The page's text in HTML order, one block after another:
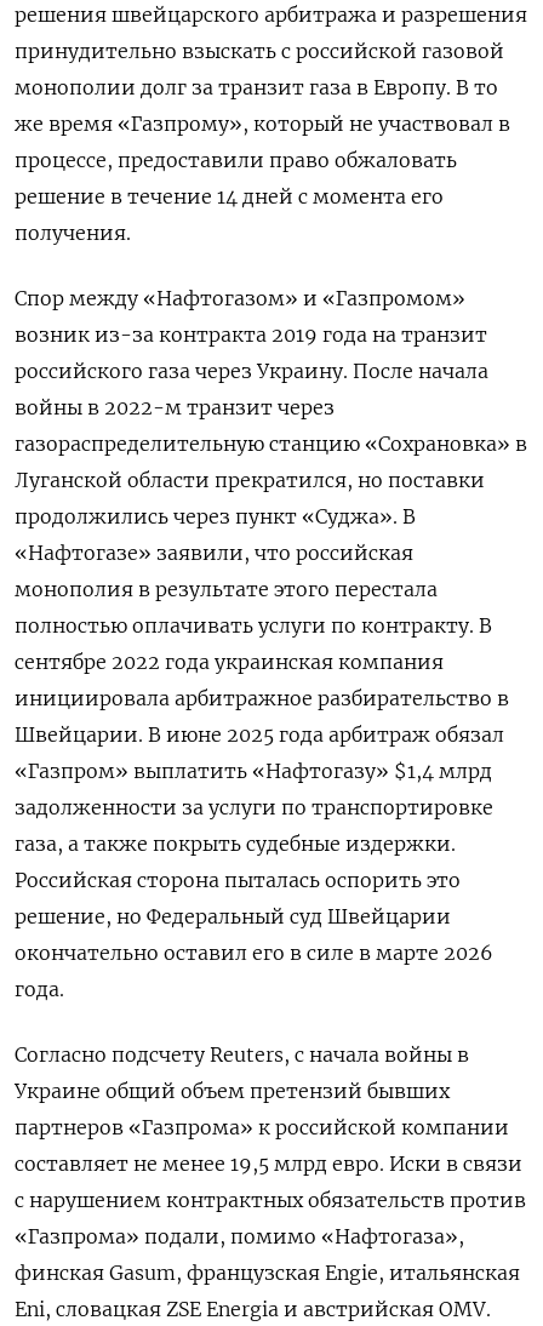
решения швейцарского арбитража и разрешения
принудительно взыскать с российской газовой
монополии долг за транзит газа в Европу. В то
же время «Газпрому», который не участвовал в
процессе, предоставили право обжаловать
решение в течение 14 дней с момента его
получения.
Спор между «Нафтогазом» и «Газпромом»
возник из-за контракта 2019 года на транзит
российского газа через Украину. После начала
войны в 2022-м транзит через
газораспределительную станцию «Сохрановка» в
Луганской области прекратился, но поставки
продолжились через пункт «Суджа». В
«Нафтогазе» заявили, что российская
монополия в результате этого перестала
полностью оплачивать услуги по контракту. В
сентябре 2022 года украинская компания
инициировала арбитражное разбирательство в
Швейцарии. В июне 2025 года арбитраж обязал
«Газпром» выплатить «Нафтогазу» $1,4 млрд
задолженности за услуги по транспортировке
газа, а также покрыть судебные издержки.
Российская сторона пыталась оспорить это
решение, но Федеральный суд Швейцарии
окончательно оставил его в силе в марте 2026
года.
Согласно подсчету Reuters, с начала войны в
Украине общий объем претензий бывших
партнеров «Газпрома» к российской компании
составляет не менее 19,5 млрд евро. Иски в связи
с нарушением контрактных обязательств против
«Газпрома» подали, помимо «Нафтогаза»,
финская Gasum, французская Engie, итальянская
Eni, словацкая ZSE Energia и австрийская OMV.